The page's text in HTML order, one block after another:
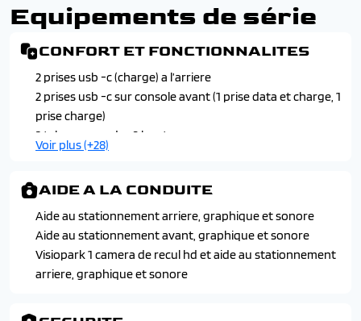
Equipements de série
CONFORT ET FONCTIONNALITES
2 prises usb -c (charge) a l’arriere
2 prises usb -c sur console avant (1 prise data et charge, 1
prise charge)
2 telecommandes 3 boutons
4 poignees de maintien
Allumage et commutation automatique des feux
Banquette arriere avec dossier rabattable 2/3 -1/3 sur
berline
Banquette arriere avec dossier rabattable 40/20/40 sur
sw
Voir plus (+28)
AIDE A LA CONDUITE
Aide au stationnement arriere, graphique et sonore
Aide au stationnement avant, graphique et sonore
Visiopark 1 camera de recul hd et aide au stationnement
arriere, graphique et sonore